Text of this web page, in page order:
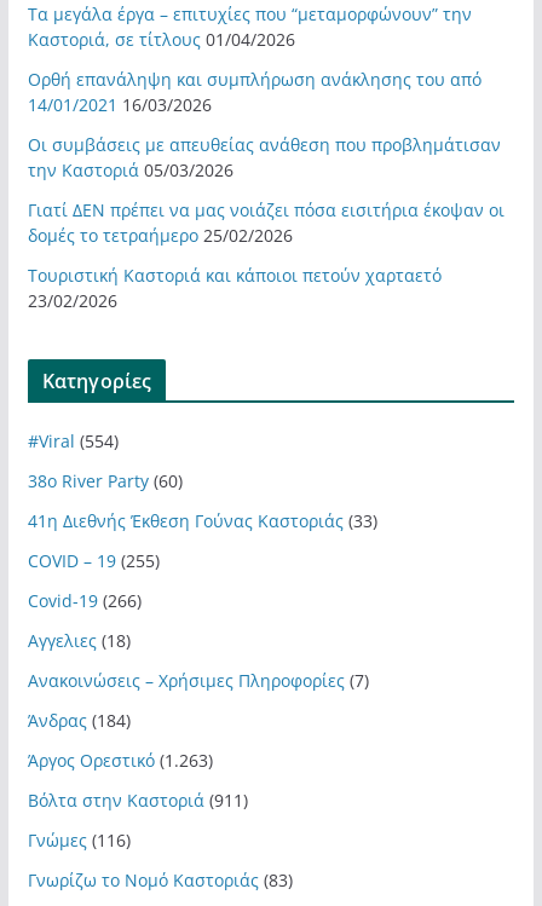
Τα μεγάλα έργα – επιτυχίες που “μεταμορφώνουν” την
Καστοριά, σε τίτλους 01/04/2026
Ορθή επανάληψη και συμπλήρωση ανάκλησης του από
14/01/2021 16/03/2026
Οι συμβάσεις με απευθείας ανάθεση που προβλημάτισαν
την Καστοριά 05/03/2026
Γιατί ΔΕΝ πρέπει να μας νοιάζει πόσα εισιτήρια έκοψαν οι
δομές το τετραήμερο 25/02/2026
Τουριστική Καστοριά και κάποιοι πετούν χαρταετό
23/02/2026
Kατηγορίες
#Viral (554)
38ο River Party(60)
41η Διεθνής Έκθεση Γούνας Καστοριάς(33)
COVID – 19(255)
Covid-19(266)
Αγγελιες(18)
Ανακοινώσεις – Χρήσιμες Πληροφορίες(7)
Άνδρας(184)
Άργος Ορεστικό(1.263)
Βόλτα στην Καστοριά (911)
Γνώμες(116)
Γνωρίζω το Νομό Καστοριάς(83)